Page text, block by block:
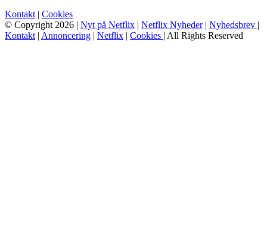
Kontakt | Cookies
© Copyright 2026 | Nyt på Netflix | Netflix Nyheder| Nyhedsbrev |
Kontakt | Annoncering | Netflix | Cookies | All Rights Reserved